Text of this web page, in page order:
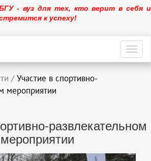
- вуз для тех, кто верит в себя и
к успеху!
/ Участие в спортивно-
мероприятии
развлекательном
мероприятии